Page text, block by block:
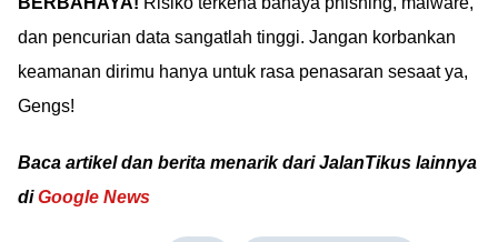
dan pencurian data sangatlah tinggi. Jangan korbankan
keamanan dirimu hanya untuk rasa penasaran sesaat ya,
Gengs!
Baca artikel dan berita menarik dari JalanTikus lainnya
diGoogle News